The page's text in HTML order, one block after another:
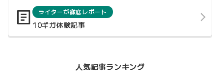
ライターが徹底レポート
10ギガ体験記事
人気記事ランキング